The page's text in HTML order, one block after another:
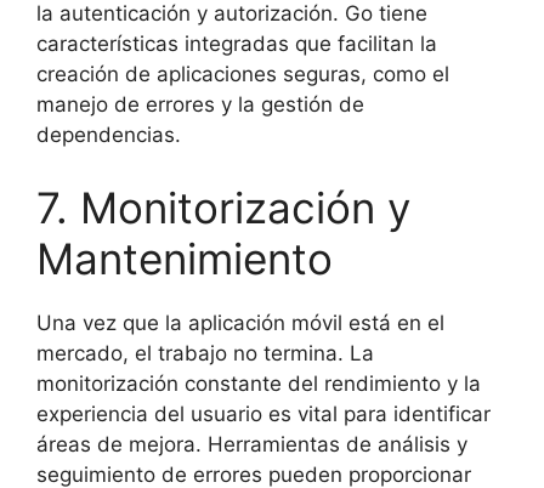
la autenticación y autorización. Go tiene
características integradas que facilitan la
creación de aplicaciones seguras, como el
manejo de errores y la gestión de
dependencias.
7. Monitorización y
Mantenimiento
Una vez que la aplicación móvil está en el
mercado, el trabajo no termina. La
monitorización constante del rendimiento y la
experiencia del usuario es vital para identificar
áreas de mejora. Herramientas de análisis y
seguimiento de errores pueden proporcionar